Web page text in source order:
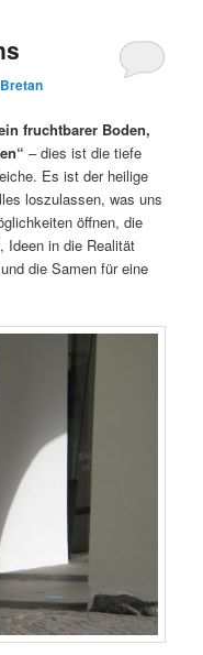
fruchtbarer Boden,
– dies ist die tiefe
Es ist der heilige
loszulassen, was uns
öffnen, die
Ideen in die Realität
die Samen für eine